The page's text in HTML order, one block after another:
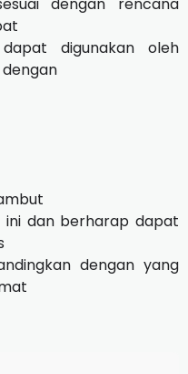
digunakan oleh
dan berharap dapat
dengan yang